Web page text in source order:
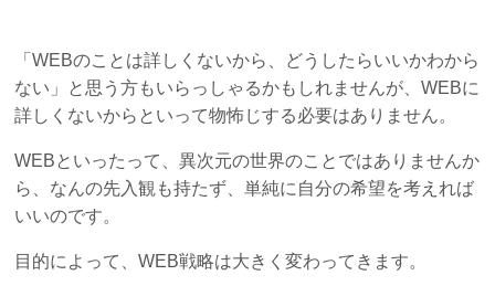
「WEBのことは詳しくないから、どうしたらいいかわから
ない」と思う方もいらっしゃるかもしれませんが、WEBに
詳しくないからといって物怖じする必要はありません。
WEBといったって、異次元の世界のことではありませんか
ら、なんの先入観も持たず、単純に自分の希望を考えれば
いいのです。
目的によって、WEB戦略は大きく変わってきます。